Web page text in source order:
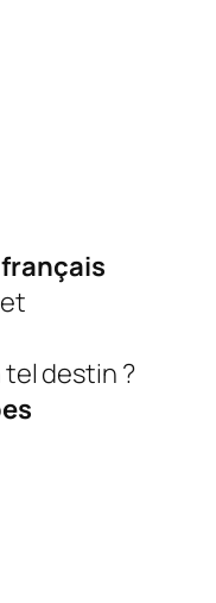
destin ?